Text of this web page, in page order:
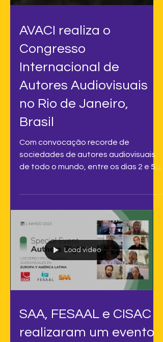
AVACI realiza o
Congresso
Internacional de
Autores Audiovisuais
no Rio de Janeiro,
Brasil
Com convocação recorde de
sociedades de autores audiovisuais
de maio de 2023 aconteceu, na
Load video
SAA, FESAAL e CISAC